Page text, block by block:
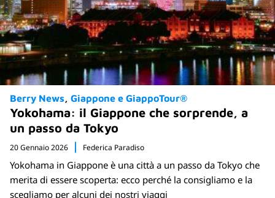
Berry News Giappone e GiappoTour®
Yokohama: il Giappone che sorprende, a
un passo da Tokyo
20 Gennaio 2026 Federica Paradiso
Yokohama in Giappone è una città a un passo da Tokyo che
merita di essere scoperta: ecco perché la consigliamo e la
scegliamo per alcuni dei nostri viaggi